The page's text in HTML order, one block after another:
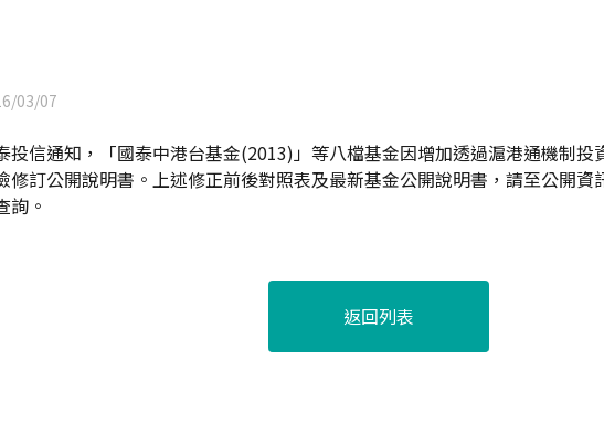
03/07
投信通知，「國泰中港台基金(2013)」等八檔基金因增加透過滬港通機制投
修訂公開說明書。上述修正前後對照表及最新基金公開說明書，請至公開資
詢。
返回列表